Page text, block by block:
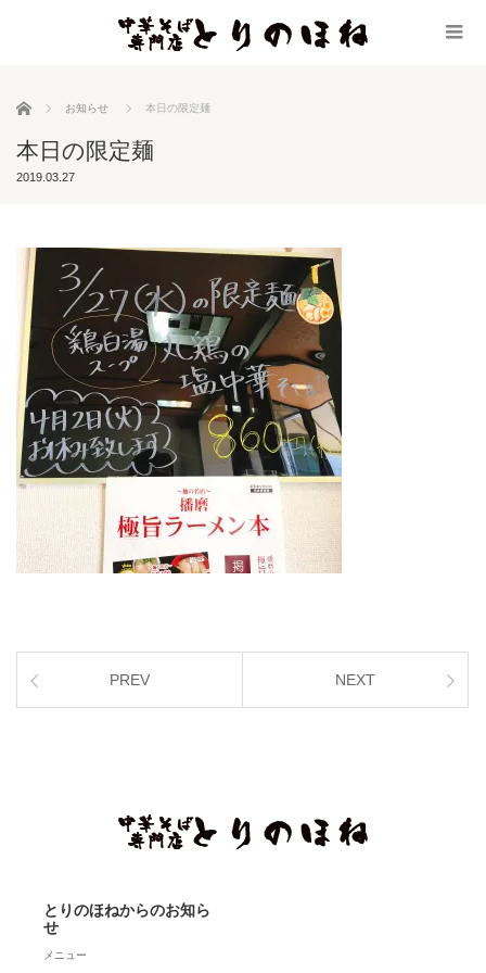
ホーム お知らせ 本日の限定麺
本日の限定麺
2019.03.27
PREV NEXT
とりのほねからのお知ら
せ
メニュー